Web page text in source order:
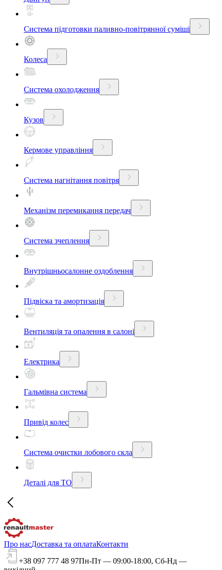
Система підготовки паливно-повітрянної суміші
Колеса
Система охолодження
Кузов
Кермове управління
Система нагнітання повітря
Механізм перемикання передач
Система зчеплення
Внутрішньосалонне оздоблення
Підвіска та амортизація
Вентиляція та опалення в салоні
Електрика
Гальмівна система
Привід колес
Система очистки лобового скла
Деталі для ТО
Про насДоставка та оплатаКонтакти
+38 097 777 48 97Пн-Пт — 09:00-18:00, Сб-Нд —